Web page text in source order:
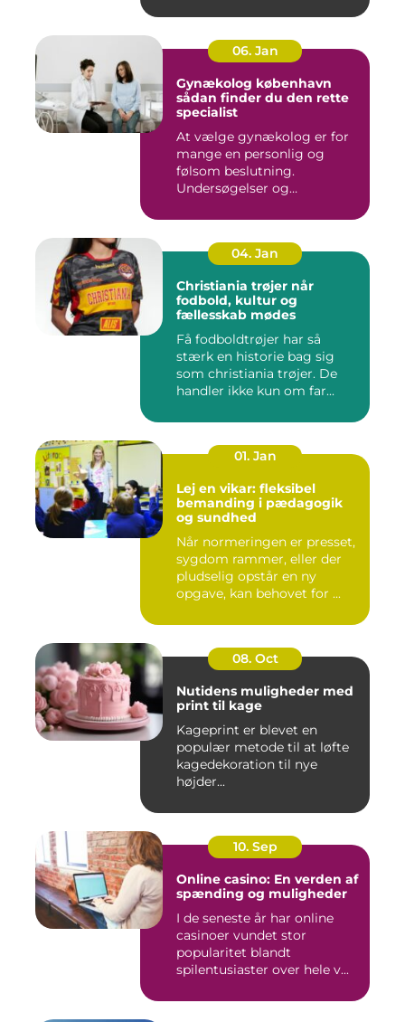
06. Jan
Gynækolog københavn
sådan finder du den rette
specialist
At vælge gynækolog er for
mange en personlig og
følsom beslutning.
Undersøgelser og
04. Jan
Christiania trøjer når
fodbold, kultur og
fællesskab mødes
Få fodboldtrøjer har så
stærk en historie bag sig
som christiania trøjer. De
handler ikke kun om far...
01. Jan
Lej en vikar: fleksibel
bemanding i pædagogik
og sundhed
Når normeringen er presset,
sygdom rammer, eller der
pludselig opstår en ny
opgave, kan behovet for ...
08. Oct
Nutidens muligheder med
print til kage
Kageprint er blevet en
populær metode til at løfte
kagedekoration til nye
højder...
10. Sep
Online casino: En verden af
spænding og muligheder
I de seneste år har online
casinoer vundet stor
popularitet blandt
spilentusiaster over hele v...